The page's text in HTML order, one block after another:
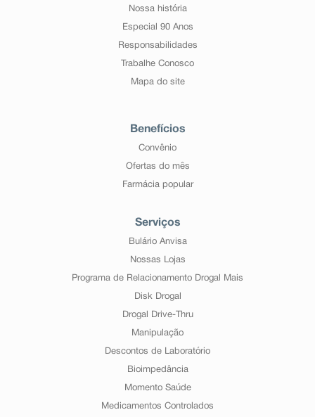
Nossa história
Especial 90 Anos
Responsabilidades
Trabalhe Conosco
Mapa do site
Benefícios
Convênio
Ofertas do mês
Farmácia popular
Serviços
Bulário Anvisa
Nossas Lojas
Programa de Relacionamento Drogal Mais
Disk Drogal
Drogal Drive-Thru
Manipulação
Descontos de Laboratório
Bioimpedância
Momento Saúde
Medicamentos Controlados